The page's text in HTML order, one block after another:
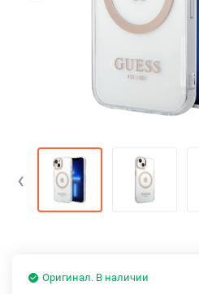
‹
Оригинал. В наличии